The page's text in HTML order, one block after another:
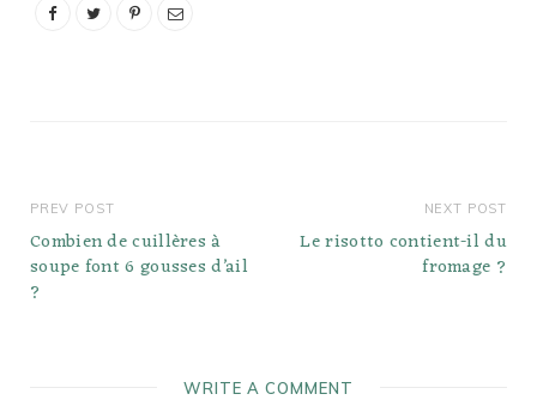
PREV POST
Combien de cuillères à
soupe font 6 gousses d’ail
?
NEXT POST
Le risotto contient-il du
fromage ?
WRITE A COMMENT